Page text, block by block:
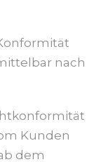
nach
Kunden
dem